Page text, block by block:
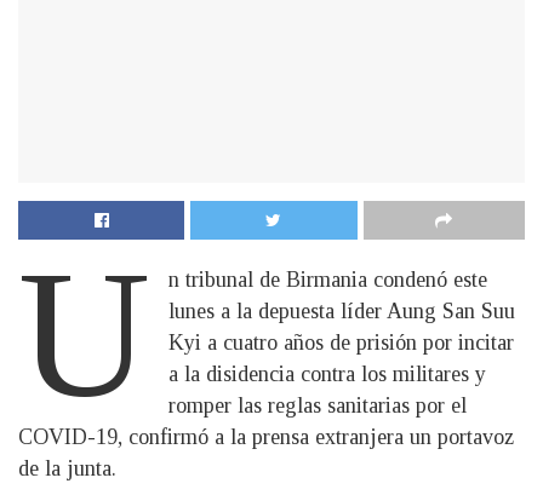
U
n tribunal de Birmania condenó este
lunes a la depuesta líder Aung San Suu
Kyi a cuatro años de prisión por incitar
a la disidencia contra los militares y
romper las reglas sanitarias por el
COVID-19, confirmó a la prensa extranjera un portavoz
de la junta.